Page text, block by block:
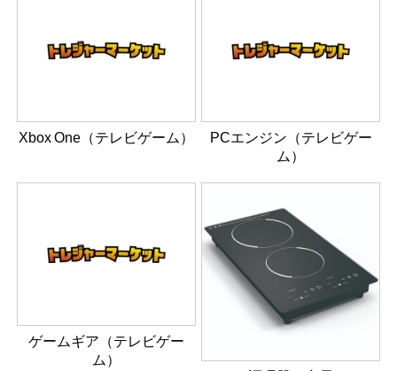
Xbox One（テレビゲーム）
PCエンジン（テレビゲー
ム）
ゲームギア（テレビゲー
ム）